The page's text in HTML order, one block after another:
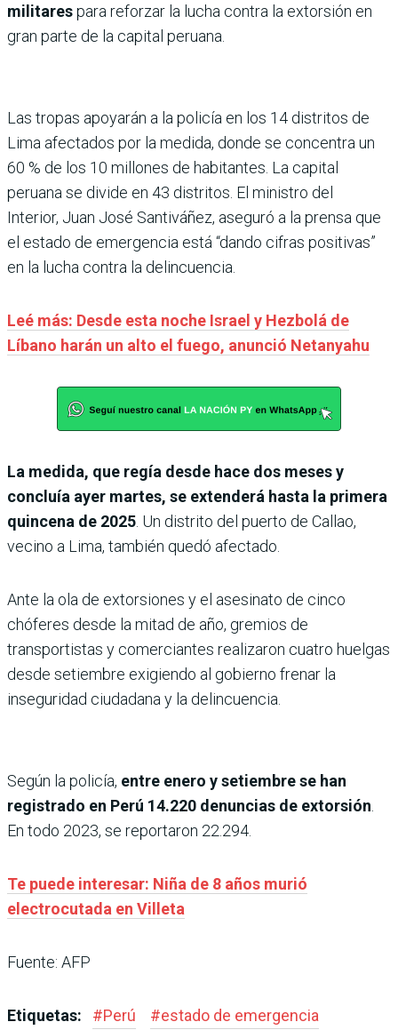
militarespara reforzar la lucha contra la extorsión en
gran parte de la capital peruana.
Las tropas apoyarán a la policía en los 14 distritos de
Lima afectados por la medida, donde se concentra un
60 % de los 10 millones de habitantes. La capital
peruana se divide en 43 distritos. El ministro del
Interior, Juan José Santiváñez, aseguró a la prensa que
el estado de emergencia está “dando cifras positivas”
en la lucha contra la delincuencia.
Leé más: Desde esta noche Israel y Hezbolá de
Líbano harán un alto el fuego, anunció Netanyahu
La medida, que regía desde hace dos meses y
concluía ayer martes, se extenderá hasta la primera
quincena de 2025 . Un distrito del puerto de Callao,
vecino a Lima, también quedó afectado.
Ante la ola de extorsiones y el asesinato de cinco
chóferes desde la mitad de año, gremios de
transportistas y comerciantes realizaron cuatro huelgas
desde setiembre exigiendo al gobierno frenar la
inseguridad ciudadana y la delincuencia.
Según la policía, entre enero y setiembre se han
registrado en Perú 14.220 denuncias de extorsión
En todo 2023, se reportaron 22.294.
Te puede interesar: Niña de 8 años murió
electrocutada en Villeta
Fuente: AFP
Etiquetas: #Perú #estado de emergencia